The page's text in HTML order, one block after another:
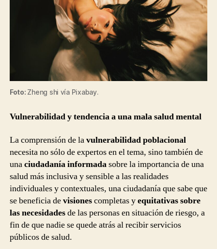
Foto: Zheng shi vía Pixabay.
Vulnerabilidad y tendencia a una mala salud mental
La comprensión de lavulnerabilidad poblacional
necesita no sólo de expertos en el tema, sino también de
unaciudadanía informadasobre la importancia de una
salud más inclusiva y sensible a las realidades
individuales y contextuales, una ciudadanía que sabe que
se beneficia devisionescompletas yequitativas sobre
las necesidadesde las personas en situación de riesgo, a
fin de que nadie se quede atrás al recibir servicios
públicos de salud.